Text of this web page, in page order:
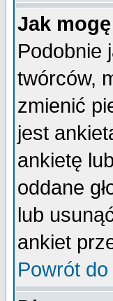
Jak
Podobnie
twórców,
zmienić
jest
ankietę
oddane
lub
ankiet
Powrót